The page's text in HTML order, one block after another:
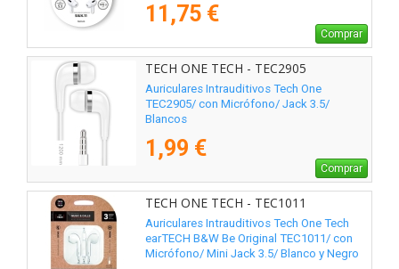
11,75 €
Comprar
TECH ONE TECH - TEC2905
Auriculares Intrauditivos Tech One
TEC2905/ con Micrófono/ Jack 3.5/
Blancos
1,99 €
Comprar
TECH ONE TECH - TEC1011
Auriculares Intrauditivos Tech One Tech
earTECH B&W Be Original TEC1011/ con
Micrófono/ Mini Jack 3.5/ Blanco y Negro